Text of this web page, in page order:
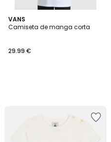
VANS
Camiseta de manga corta
29.99 €